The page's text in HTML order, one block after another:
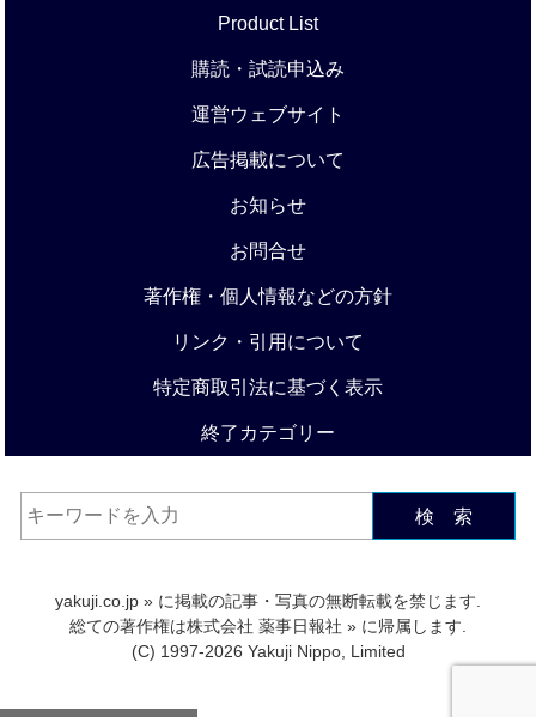
Product List
購読・試読申込み
運営ウェブサイト
広告掲載について
お知らせ
お問合せ
著作権・個人情報などの方針
リンク・引用について
特定商取引法に基づく表示
終了カテゴリー
検 索
yakuji.co.jp » に掲載の記事・写真の無断転載を禁じます.
総ての著作権は株式会社 薬事日報社 » に帰属します.
(C) 1997-2026 Yakuji Nippo, Limited